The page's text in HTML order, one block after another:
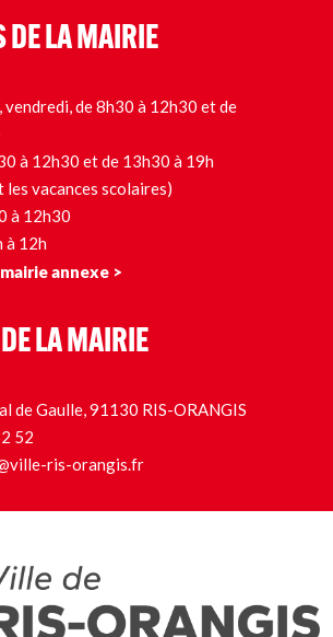
DE LA MAIRIE
vendredi, de 8h30 à 12h30 et de
à 12h30 et de 13h30 à 19h
les vacances scolaires)
à 12h30
à 12h
annexe >
LA MAIRIE
de Gaulle, 91130 RIS-ORANGIS
52
ris-orangis.fr